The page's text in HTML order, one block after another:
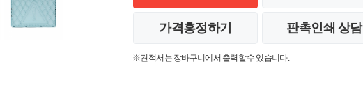
가격흥정하기 판촉인쇄 상담
※견적서는 장바구니에서 출력할 수 있습니다.